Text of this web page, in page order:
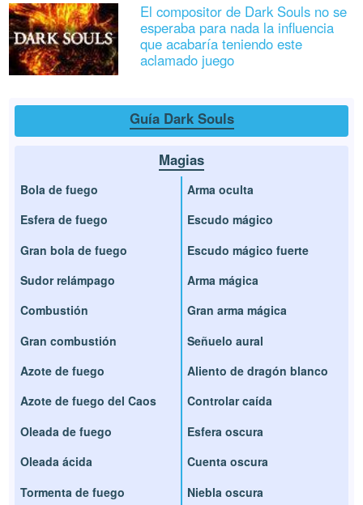
El compositor de Dark Souls no se
esperaba para nada la influencia
que acabaría teniendo este
aclamado juego
Guía Dark Souls
Magias
Bola de fuego
Esfera de fuego
Gran bola de fuego
Sudor relámpago
Combustión
Gran combustión
Azote de fuego
Azote de fuego del Caos
Oleada de fuego
Oleada ácida
Tormenta de fuego
Arma oculta
Escudo mágico
Escudo mágico fuerte
Arma mágica
Gran arma mágica
Señuelo aural
Aliento de dragón blanco
Controlar caída
Esfera oscura
Cuenta oscura
Niebla oscura